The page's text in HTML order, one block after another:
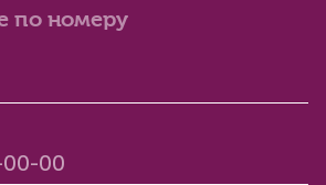
по номеру